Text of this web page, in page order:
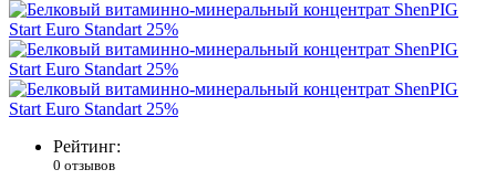
Рейтинг:
0 отзывов